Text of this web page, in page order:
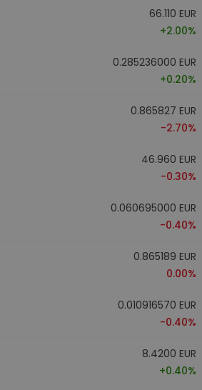
66.110 EUR
+2.00%
0.285236000 EUR
+0.20%
0.865827 EUR
-2.70%
46.960 EUR
-0.30%
0.060695000 EUR
-0.40%
0.865189 EUR
0.00%
0.010916570 EUR
-0.40%
8.4200 EUR
+0.40%